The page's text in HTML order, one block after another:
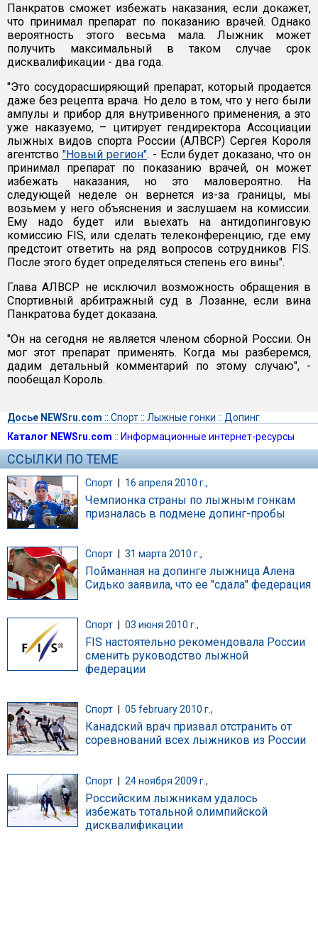
Панкратов сможет избежать наказания, если докажет,
что принимал препарат по показанию врачей. Однако
вероятность этого весьма мала. Лыжник может
получить максимальный в таком случае срок
дисквалификации - два года.
"Это сосудорасширяющий препарат, который продается
даже без рецепта врача. Но дело в том, что у него были
ампулы и прибор для внутривенного применения, а это
уже наказуемо, – цитирует гендиректора Ассоциации
лыжных видов спорта России (АЛВСР) Сергея Короля
агентство "Новый регион". - Если будет доказано, что он
принимал препарат по показанию врачей, он может
избежать наказания, но это маловероятно. На
следующей неделе он вернется из-за границы, мы
возьмем у него объяснения и заслушаем на комиссии.
Ему надо будет или выехать на антидопинговую
комиссию FIS, или сделать телеконференцию, где ему
предстоит ответить на ряд вопросов сотрудников FIS.
После этого будет определяться степень его вины".
Глава АЛВСР не исключил возможность обращения в
Спортивный арбитражный суд в Лозанне, если вина
Панкратова будет доказана.
"Он на сегодня не является членом сборной России. Он
мог этот препарат применять. Когда мы разберемся,
дадим детальный комментарий по этому случаю", -
пообещал Король.
Досье NEWSru.com :: Спорт:: Лыжные гонки :: Допинг
Каталог NEWSru.com :: Информационные интернет-ресурсы
ССЫЛКИ ПО ТЕМЕ
Спорт | 16 апреля 2010 г.,
Чемпионка страны по лыжным гонкам
призналась в подмене допинг-пробы
Спорт 31 марта 2010 г.,
Пойманная на допинге лыжница Алена
Сидько заявила, что ее "сдала" федерация
Спорт 03 июня 2010 г.,
FIS настоятельно рекомендовала России
сменить руководство лыжной
федерации
Спорт 05 february 2010 г.,
Канадский врач призвал отстранить от
соревнований всех лыжников из России
Спорт | 24 ноября 2009 г.,
Российским лыжникам удалось
избежать тотальной олимпийской
дисквалификации